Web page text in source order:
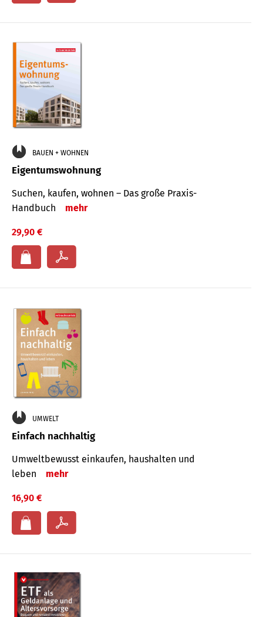
BAUEN + WOHNEN
Eigentumswohnung
Suchen, kaufen, wohnen – Das große Praxis-
Handbuch
mehr
29,90 €
UMWELT
Einfach nachhaltig
Umweltbewusst einkaufen, haushalten und
leben
mehr
16,90 €